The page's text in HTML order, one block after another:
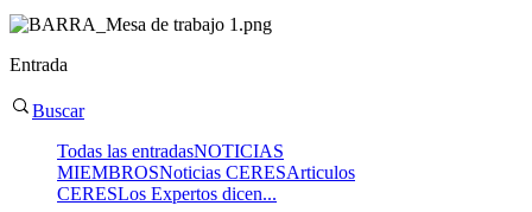
Entrada
Buscar
Todas las entradasNOTICIAS
MIEMBROSNoticias CERESArticulos
CERESLos Expertos dicen...